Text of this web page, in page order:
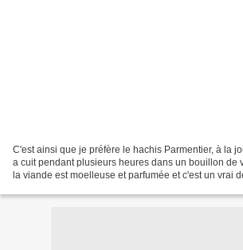
C'est ainsi que je préfère le hachis Parmentier, à la
a cuit pendant plusieurs heures dans un bouillon de
la viande est moelleuse et parfumée et c'est un vrai